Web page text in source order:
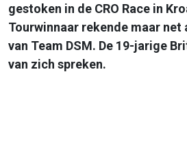
gestoken in de CRO Race in
Tourwinnaar rekende maar net
van Team DSM. De 19-jarige
van zich spreken.